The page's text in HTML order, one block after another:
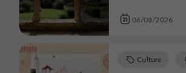
06/08/2026
Culture